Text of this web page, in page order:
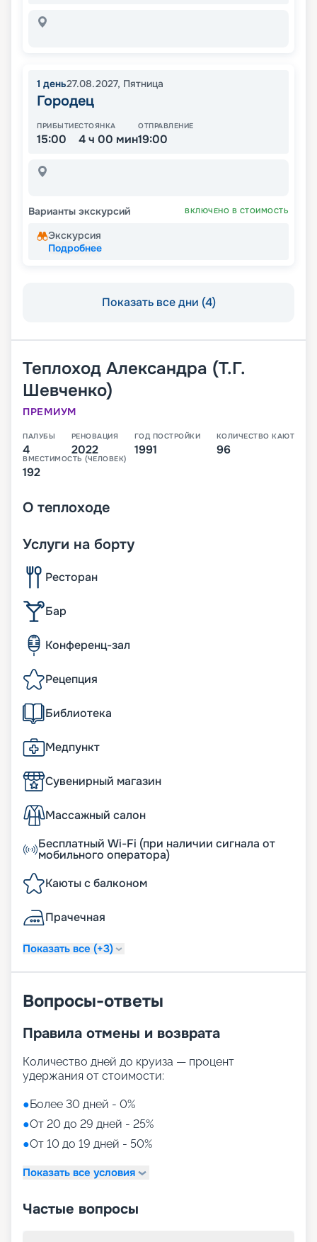
1 день27.08.2027, Пятница
Городец
ПРИБЫТИЕ
15:00
СТОЯНКА
4 ч 00 мин
ОТПРАВЛЕНИЕ
19:00
Варианты экскурсий ВКЛЮЧЕНО В СТОИМОСТЬ
Экскурсия
Подробнее
Показать все дни (4)
Теплоход Александра (Т.Г.
Шевченко)
ПРЕМИУМ
ПАЛУБЫ
4
РЕНОВАЦИЯ
2022
ГОД ПОСТРОЙКИ
1991
КОЛИЧЕСТВО КАЮТ
96
ВМЕСТИМОСТЬ (ЧЕЛОВЕК)
192
О теплоходе
Услуги на борту
Ресторан
Бар
Конференц-зал
Рецепция
Библиотека
Медпункт
Сувенирный магазин
Массажный салон
Бесплатный Wi-Fi (при наличии сигнала от
мобильного оператора)
Каюты с балконом
Прачечная
Показать все (+3)
Вопросы-ответы
Правила отмены и возврата
Количество дней до круиза — процент
удержания от стоимости:
●Более 30 дней - 0%
●От 20 до 29 дней - 25%
●От 10 до 19 дней - 50%
Показать все условия
Частые вопросы